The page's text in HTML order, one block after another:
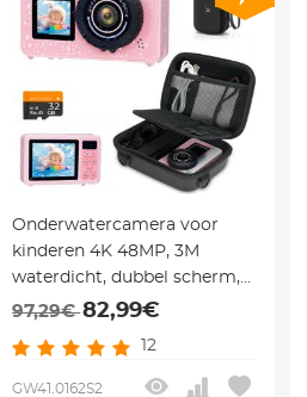
Onderwatercamera voor
kinderen 4K 48MP, 3M
waterdicht, dubbel scherm,
voor snorkelen zwemmen,
Kentfaith
97,29€82,99€
12
GW41.0162S2